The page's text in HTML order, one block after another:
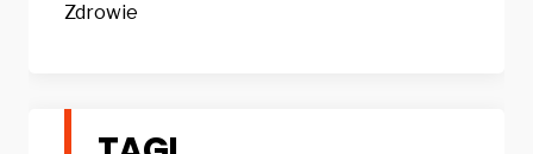
Zdrowie